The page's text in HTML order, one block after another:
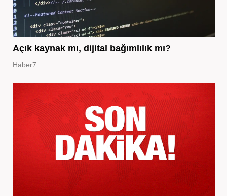
Açık kaynak mı, dijital bağımlılık mı?
Haber7